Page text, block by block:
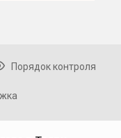
Порядок контроля